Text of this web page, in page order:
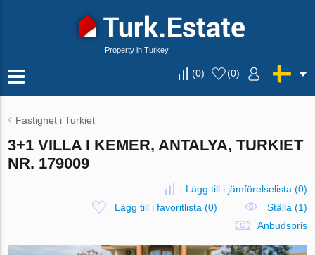
Property in Turkey
(0) (0)
Fastighet i Turkiet
3+1 VILLA I KEMER, ANTALYA, TURKIET
NR. 179009
Lägg till i jämförelselista (0)
Lägg till i favoritlista (0)
Ställa (1)
Anbudspris